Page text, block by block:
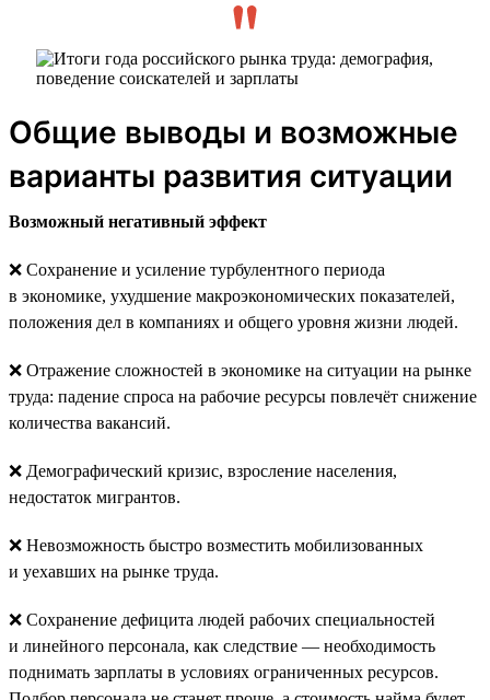
Общие выводы и возможные
варианты развития ситуации
Возможный негативный эффект
❌ Сохранение и усиление турбулентного периода
в экономике, ухудшение макроэкономических показателей,
положения дел в компаниях и общего уровня жизни людей.
❌ Отражение сложностей в экономике на ситуации на рынке
труда: падение спроса на рабочие ресурсы повлечёт снижение
количества вакансий.
❌ Демографический кризис, взросление населения,
недостаток мигрантов.
❌ Невозможность быстро возместить мобилизованных
и уехавших на рынке труда.
❌ Сохранение дефицита людей рабочих специальностей
и линейного персонала, как следствие — необходимость
поднимать зарплаты в условиях ограниченных ресурсов.